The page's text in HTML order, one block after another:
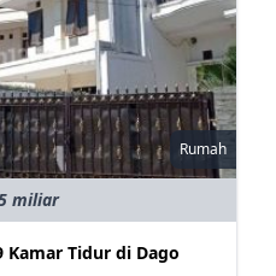
Rumah
miliar
Kamar Tidur di Dago